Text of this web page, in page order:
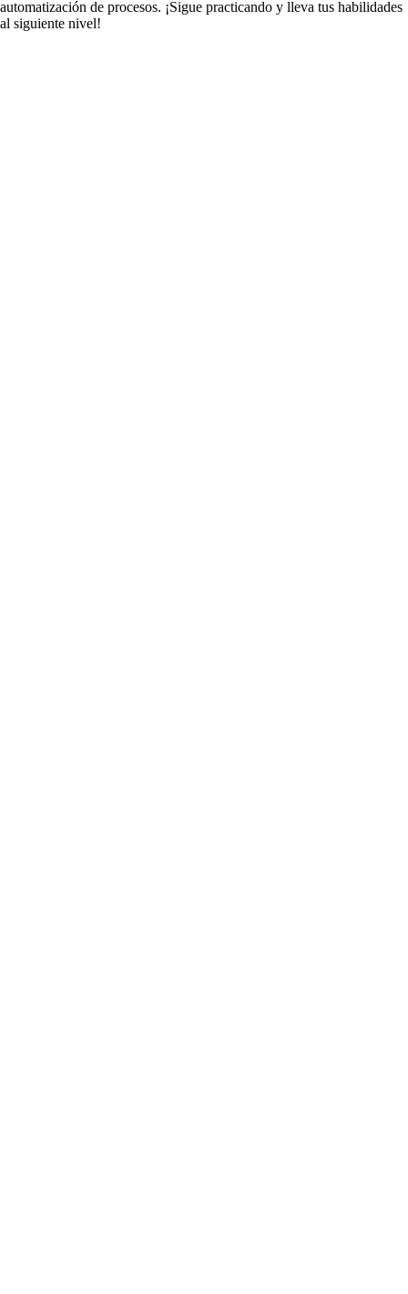
automatización de procesos. ¡Sigue practicando y lleva tus habilidades
al siguiente nivel!